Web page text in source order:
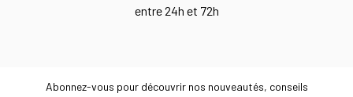
entre 24h et 72h
Abonnez-vous pour découvrir nos nouveautés, conseils